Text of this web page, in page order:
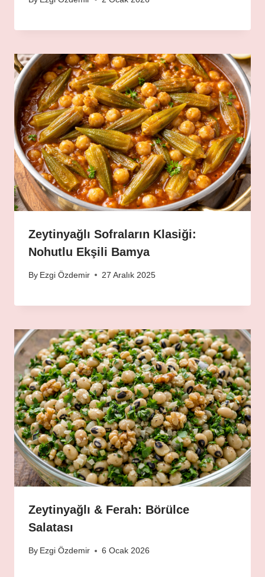
Zeytinyağlı Sofraların Klasiği:
Nohutlu Ekşili Bamya
By Ezgi Özdemir 27 Aralık 2025
Zeytinyağlı & Ferah: Börülce
Salatası
By Ezgi Özdemir 6 Ocak 2026